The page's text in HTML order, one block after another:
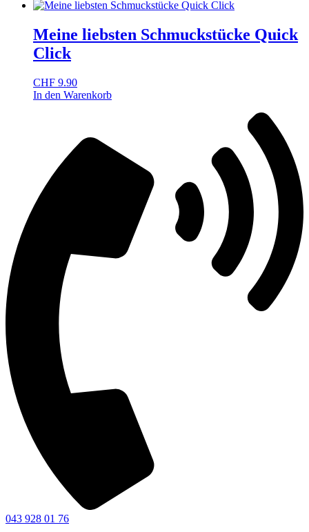
Meine liebsten Schmuckstücke Quick
Click
CHF 9.90
In den Warenkorb
043 928 01 76